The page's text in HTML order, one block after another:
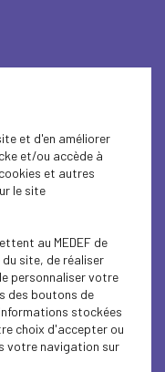
:
et d'en améliorer
et/ou accède à
et autres
le site
au MEDEF de
site, de réaliser
personnaliser votre
des boutons de
stockées
choix d'accepter ou
votre navigation sur